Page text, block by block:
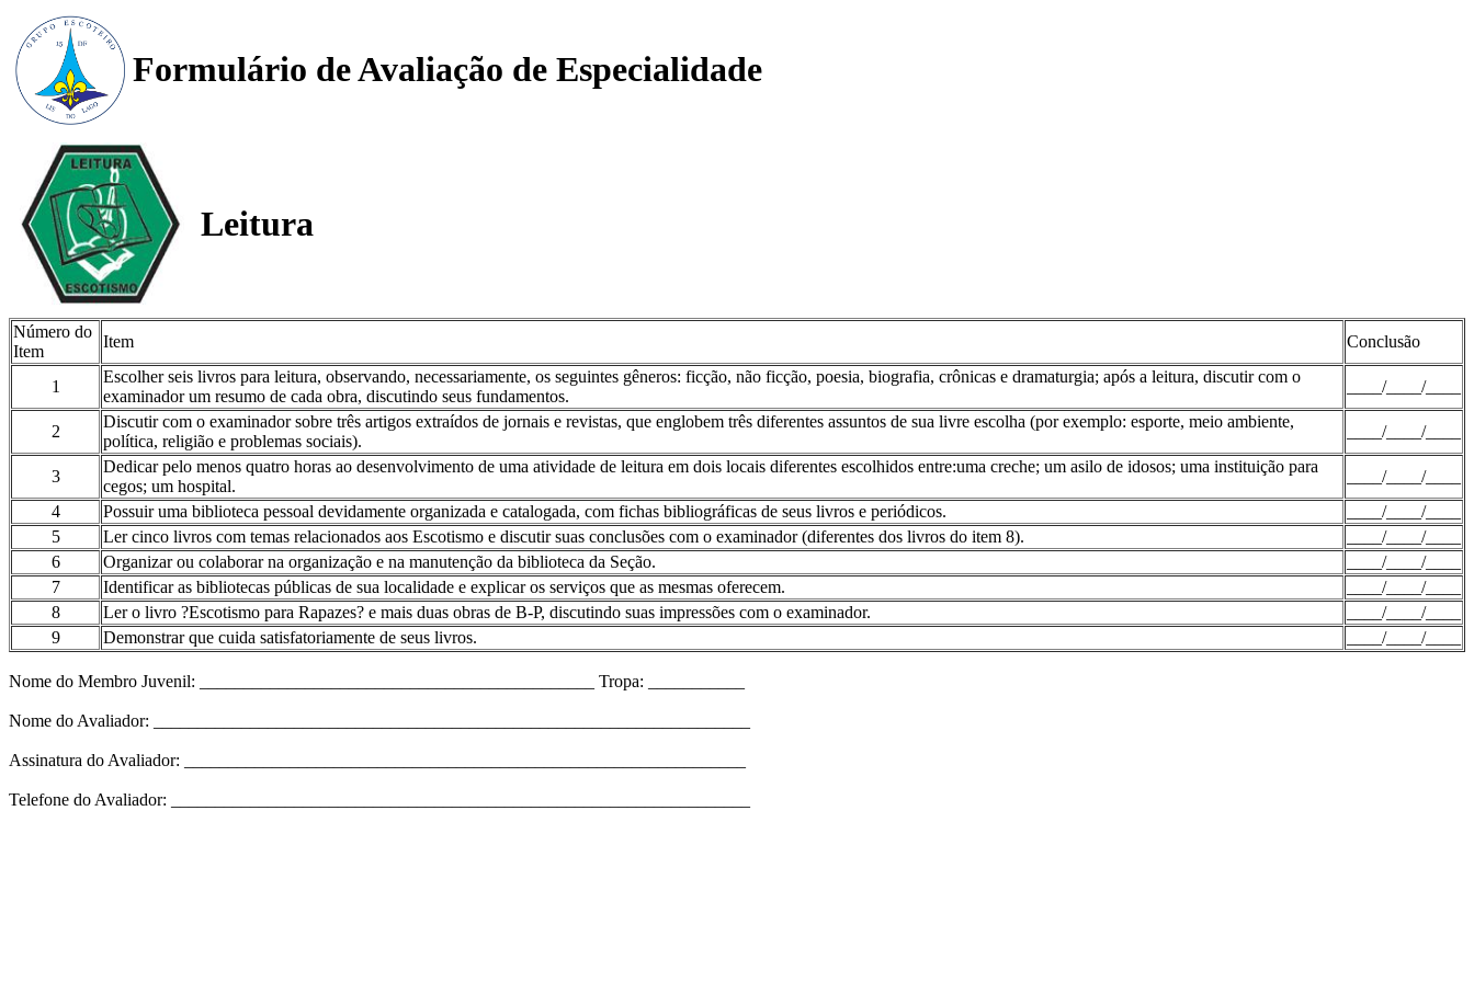
Formulário de Avaliação de Especialidade
Leitura
Número do
Item
Item Conclusão
1
Escolher seis livros para leitura, observando, necessariamente, os seguintes gêneros: ficção, não ficção, poesia, biografia, crônicas e dramaturgia; após a leitura, discutir com o
examinador um resumo de cada obra, discutindo seus fundamentos.
____/____/____
2
Discutir com o examinador sobre três artigos extraídos de jornais e revistas, que englobem três diferentes assuntos de sua livre escolha (por exemplo: esporte, meio ambiente,
política, religião e problemas sociais).
____/____/____
3
Dedicar pelo menos quatro horas ao desenvolvimento de uma atividade de leitura em dois locais diferentes escolhidos entre:uma creche; um asilo de idosos; uma instituição para
cegos; um hospital.
____/____/____
4
Possuir uma biblioteca pessoal devidamente organizada e catalogada, com fichas bibliográficas de seus livros e periódicos.
____/____/____
5
Ler cinco livros com temas relacionados aos Escotismo e discutir suas conclusões com o examinador (diferentes dos livros do item 8).
____/____/____
6
Organizar ou colaborar na organização e na manutenção da biblioteca da Seção.
____/____/____
7
Identificar as bibliotecas públicas de sua localidade e explicar os serviços que as mesmas oferecem.
____/____/____
8
Ler o livro ?Escotismo para Rapazes? e mais duas obras de B-P, discutindo suas impressões com o examinador.
____/____/____
9
Demonstrar que cuida satisfatoriamente de seus livros. ____/____/____
Nome do Membro Juvenil: _____________________________________________ Tropa: ___________
Nome do Avaliador: ____________________________________________________________________
Assinatura do Avaliador: ________________________________________________________________
Telefone do Avaliador: __________________________________________________________________